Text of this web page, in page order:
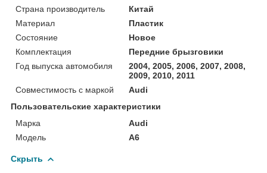
Страна производитель
Китай
Материал
Пластик
Состояние
Новое
Комплектация
Передние брызговики
Год выпуска автомобиля
2004, 2005, 2006, 2007, 2008,
2009, 2010, 2011
Совместимость с маркой
Audi
Пользовательские характеристики
Марка
Audi
Модель
A6
Скрыть